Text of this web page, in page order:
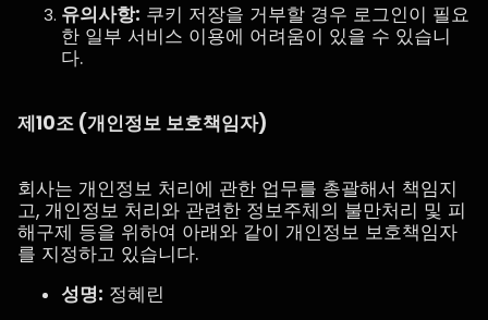
유의사항: 쿠키 저장을 거부할 경우 로그인이 필요
한 일부 서비스 이용에 어려움이 있을 수 있습니
다.
제10조 (개인정보 보호책임자)
회사는 개인정보 처리에 관한 업무를 총괄해서 책임지
고, 개인정보 처리와 관련한 정보주체의 불만처리 및 피
해구제 등을 위하여 아래와 같이 개인정보 보호책임자
를 지정하고 있습니다.
성명: 정혜린